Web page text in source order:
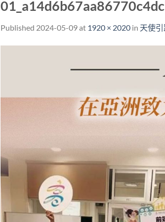
Published 2024-05-09at 1920 × 2020 in 天使